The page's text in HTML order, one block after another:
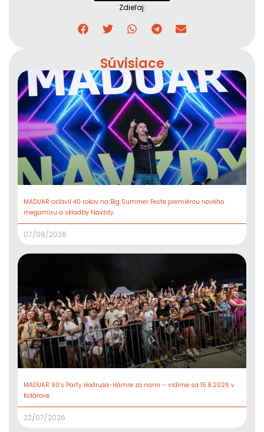
Zdieľaj:
Súvisiace
MADUAR oslávil 40 rokov na Big Summer Feste premiérou nového
megamixu a skladby Navždy.
07/08/2026
MADUAR 90’s Party Hodruša-Hámre za nami – vidíme sa 15.8.2026 v
Kolárove.
22/07/2026